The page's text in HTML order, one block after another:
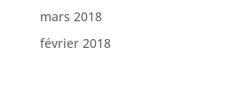
mars 2018
février 2018